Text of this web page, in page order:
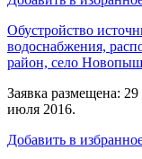
Обустройство
водоснабжения,
район, село
Заявка размещена:
июля 2016.
Добавить в